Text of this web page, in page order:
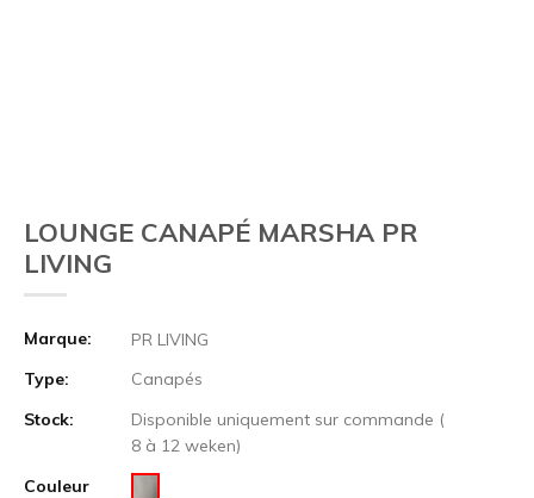
LOUNGE CANAPÉ MARSHA PR
LIVING
Marque:
PR LIVING
Type:
Canapés
Stock:
Disponible uniquement sur commande (
8 à 12 weken)
Couleur